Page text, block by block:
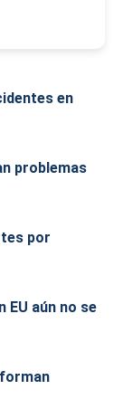
en
problemas
por
EU aún no se